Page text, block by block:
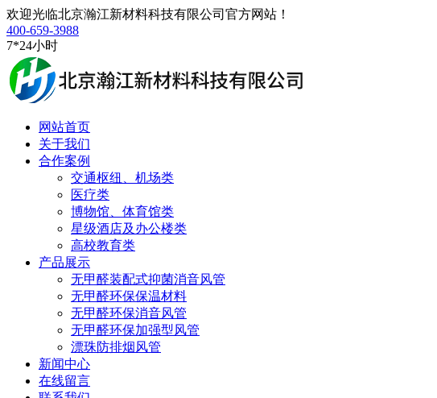
欢迎光临北京瀚江新材料科技有限公司官方网站！
400-659-3988
7*24小时
网站首页
关于我们
合作案例
交通枢纽、机场类
医疗类
博物馆、体育馆类
星级酒店及办公楼类
高校教育类
产品展示
无甲醛装配式抑菌消音风管
无甲醛环保保温材料
无甲醛环保消音风管
无甲醛环保加强型风管
漂珠防排烟风管
新闻中心
在线留言